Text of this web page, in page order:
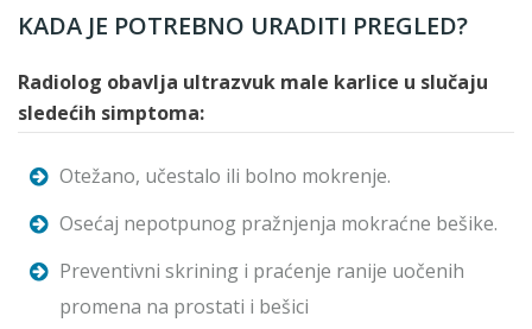
KADA JE POTREBNO URADITI PREGLED?
Radiolog obavlja ultrazvuk male karlice u slučaju
sledećih simptoma:
Otežano, učestalo ili bolno mokrenje.
Osećaj nepotpunog pražnjenja mokraćne bešike.
Preventivni skrining i praćenje ranije uočenih
promena na prostati i bešici